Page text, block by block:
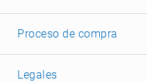
Proceso de compra
Legales